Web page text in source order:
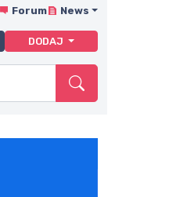
Forum News
DODAJ